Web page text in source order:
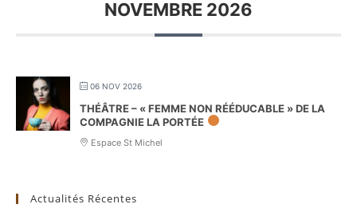
NOVEMBRE 2026
06 NOV 2026
THÉÂTRE – « FEMME NON RÉÉDUCABLE » DE LA
COMPAGNIE LA PORTÉE
Espace St Michel
Actualités Récentes